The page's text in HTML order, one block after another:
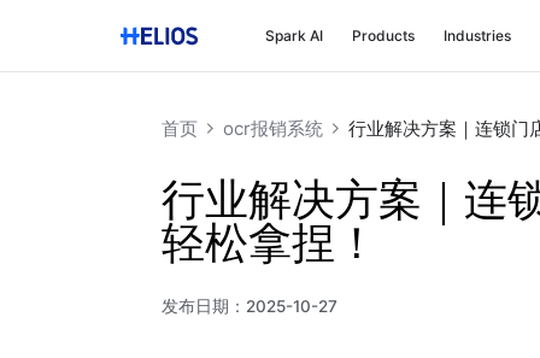
Spark AI Products Industries
首页 ocr报销系统 行业解决方案｜连锁门
行业解决方案｜连
轻松拿捏！
发布日期： 2025-10-27